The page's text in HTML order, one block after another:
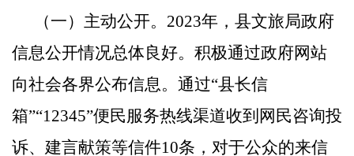
（一）主动公开。 2023年，县文旅局政府
信息公开情况总体良好。积极通过政府网站
向社会各界公布信息。通过“县长信
箱”“12345”便民服务热线渠道收到网民咨询投
诉、建言献策等信件10条，对于公众的来信